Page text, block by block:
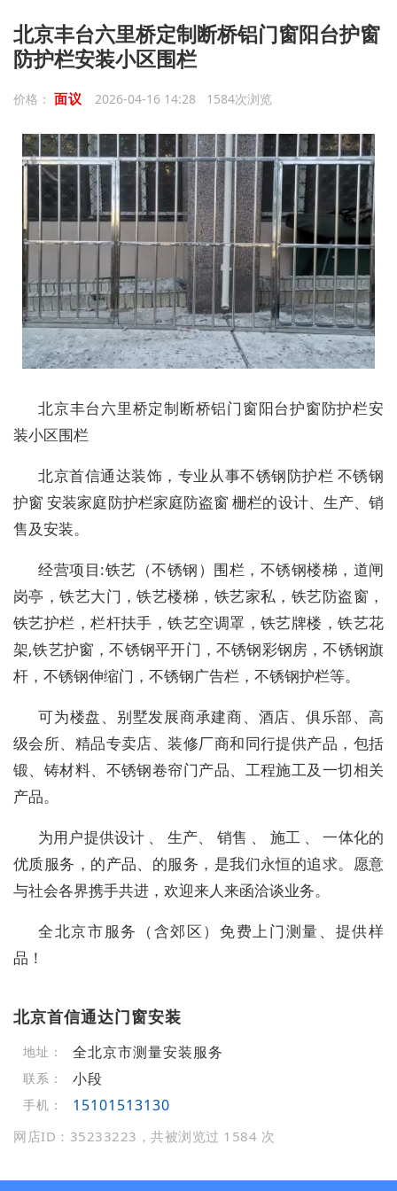
北京丰台六里桥定制断桥铝门窗阳台护窗
防护栏安装小区围栏
价格： 面议 2026-04-16 14:28 1584次浏览
北京丰台六里桥定制断桥铝门窗阳台护窗防护栏安
装小区围栏
北京首信通达装饰，专业从事不锈钢防护栏 不锈钢
护窗 安装家庭防护栏家庭防盗窗 栅栏的设计、生产、销
售及安装。
经营项目:铁艺（不锈钢）围栏，不锈钢楼梯，道闸
岗亭，铁艺大门，铁艺楼梯，铁艺家私，铁艺防盗窗，
铁艺护栏，栏杆扶手，铁艺空调罩，铁艺牌楼，铁艺花
架,铁艺护窗，不锈钢平开门，不锈钢彩钢房，不锈钢旗
杆，不锈钢伸缩门，不锈钢广告栏，不锈钢护栏等。
可为楼盘、别墅发展商承建商、酒店、俱乐部、高
级会所、精品专卖店、装修厂商和同行提供产品，包括
锻、铸材料、不锈钢卷帘门产品、工程施工及一切相关
产品。
为用户提供设计 、 生产、 销售 、 施工 、 一体化的
优质服务，的产品、的服务，是我们永恒的追求。愿意
与社会各界携手共进，欢迎来人来函洽谈业务。
全北京市服务（含郊区）免费上门测量、提供样
品！
北京首信通达门窗安装
地址： 全北京市测量安装服务
联系： 小段
手机： 15101513130
网店ID：35233223，共被浏览过 1584 次